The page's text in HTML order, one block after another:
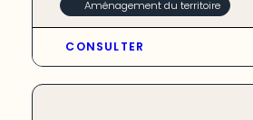
Aménagement du territoire
CONSULTER